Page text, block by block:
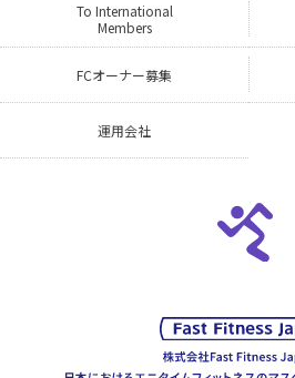
To International
Members
FCオーナー募集
運用会社